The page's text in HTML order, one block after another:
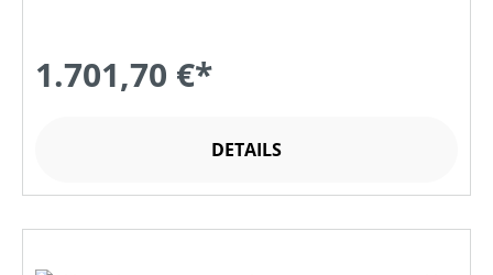
1.701,70 €*
DETAILS